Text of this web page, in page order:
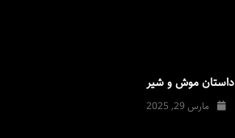
داستان موش و شیر
مارس 29, 2025